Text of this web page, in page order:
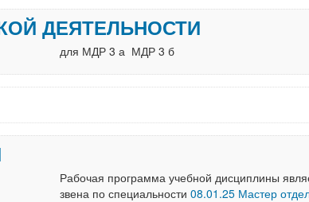
ДЕЯТЕЛЬНОСТИ
для МДР 3 а МДР 3 б
Рабочая программа учебной дисциплины
звена по специальности08.01.25 Мастер